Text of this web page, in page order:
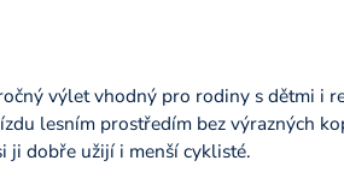
výlet vhodný pro rodiny s dětmi i
lesním prostředím bez výrazných
ji dobře užijí i menší cyklisté.